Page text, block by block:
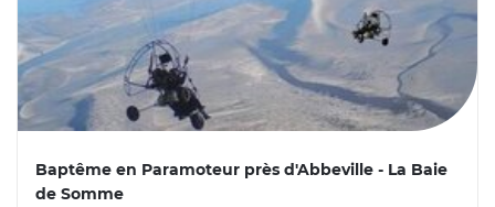
Baptême en Paramoteur près d'Abbeville - La Baie
de Somme